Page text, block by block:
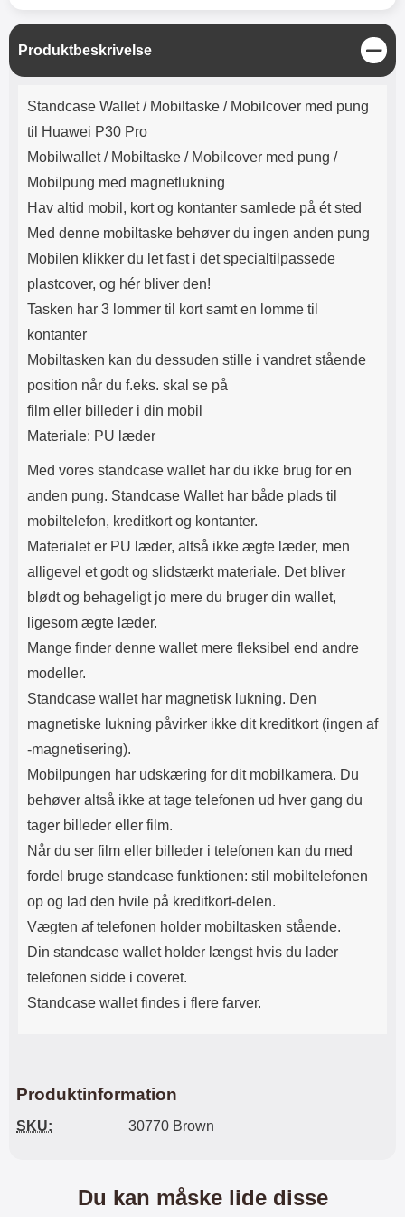
Lyttetid: cirka 4 timer
kontakt. USB Type-C til Lightning
kabel medfølger. Produktet er CE
50/60Hz 0.8A Max Output: USB:
DC5V/3.0A (15W) 9V/2.0A (18W)
(PD15W) 9V/2.22A (PD20W)
20.W Max Længde på ledning: 1
Produktbeskrivelse
L
u
k
Produktbeskrivelse
Standcase Wallet / Mobiltaske / Mobilcover med pung
til Huawei P30 Pro
Mobilwallet / Mobiltaske / Mobilcover med pung /
Mobilpung med magnetlukning
Hav altid mobil, kort og kontanter samlede på ét sted
Med denne mobiltaske behøver du ingen anden pung
Mobilen klikker du let fast i det specialtilpassede
plastcover, og hér bliver den!
Tasken har 3 lommer til kort samt en lomme til
kontanter
Mobiltasken kan du dessuden stille i vandret stående
position når du f.eks. skal se på
film eller billeder i din mobil
Materiale: PU læder
Med vores standcase wallet har du ikke brug for en
anden pung. Standcase Wallet har både plads til
mobiltelefon, kreditkort og kontanter.
Materialet er PU læder, altså ikke ægte læder, men
alligevel et godt og slidstærkt materiale. Det bliver
blødt og behageligt jo mere du bruger din wallet,
ligesom ægte læder.
Mange finder denne wallet mere fleksibel end andre
modeller.
Standcase wallet har magnetisk lukning. Den
magnetiske lukning påvirker ikke dit kreditkort (ingen af​
-magnetisering).
Mobilpungen har udskæring for dit mobilkamera. Du
behøver altså ikke at tage telefonen ud hver gang du
tager billeder eller film.
Når du ser film eller billeder i telefonen kan du med
fordel bruge standcase funktionen: stil mobiltelefonen
op og lad den hvile på kreditkort-delen.
Vægten af ​​telefonen holder mobiltasken stående.
Din standcase wallet holder længst hvis du lader
telefonen sidde i coveret.
Standcase wallet findes i flere farver.
Produktinformation
SKU: 30770 Brown
Du kan måske lide disse